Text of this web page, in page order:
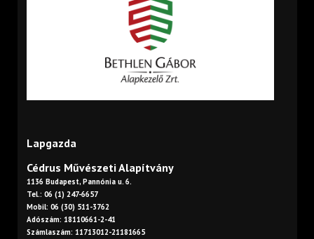
Lapgazda
Cédrus Művészeti Alapítvány
1136 Budapest, Pannónia u. 6.
Tel.: 06 (1) 247-6657
Mobil: 06 (30) 511-3762
Adószám: 18110661-2-41
Számlaszám: 11713012-21181665